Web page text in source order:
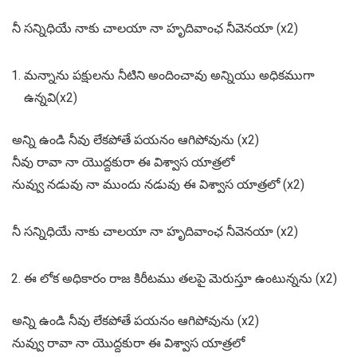
నీ సన్నిధియే నాకు చాలయా నా హృదివాంఛ నీవెనయా (x2)
మన్నాను పక్షులను నీటిని అందించావు అన్నియు అధికముగా
ఉన్నవి(x2)
అన్ని ఉండి నీవు లేకపోతే పయనం ఆగిపోవును (x2)
నీవు రావా నా యొద్దకురా ఈ విశ్వాస యాత్రలో
నువ్వు నడువు నా ముందు నడువు ఈ విశ్వాస యాత్రలో (x2)
నీ సన్నిధియే నాకు చాలయా నా హృదివాంఛ నీవెనయా (x2)
ఈ లోక అధికారం రాజ కిరీటము తలపై మెరుస్తూ ఉంటున్నను (x2)
అన్ని ఉండి నీవు లేకపోతే పయనం ఆగిపోవును (x2)
నువ్వు రావా నా యొద్దకురా ఈ విశ్వాస యాత్రలో